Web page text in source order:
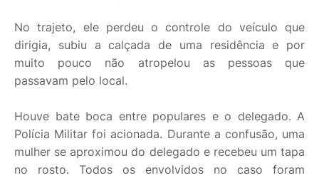
No trajeto, ele perdeu o controle do veículo que
dirigia, subiu a calçada de uma residência e por
muito pouco não atropelou as pessoas que
passavam pelo local.
Houve bate boca entre populares e o delegado. A
Polícia Militar foi acionada. Durante a confusão, uma
mulher se aproximou do delegado e recebeu um tapa
no rosto. Todos os envolvidos no caso foram